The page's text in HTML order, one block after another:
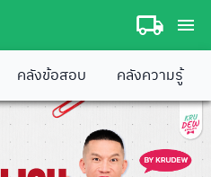
คลังข้อสอบ คลังความรู้